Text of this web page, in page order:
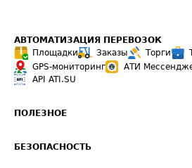
АВТОМАТИЗАЦИЯ ПЕРЕВОЗОК
Площадки
Заказы Торги
GPS-мониторинг
АТИ
API ATI.SU
ПОЛЕЗНОЕ
БЕЗОПАСНОСТЬ